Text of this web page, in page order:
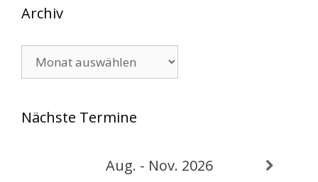
Archiv
Nächste Termine
Aug. - Nov. 2026